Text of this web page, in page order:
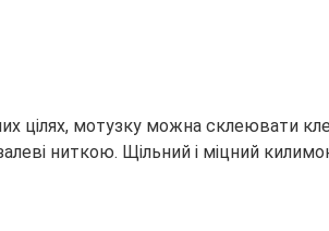
мотузку можна склеювати
ниткою. Щільний і міцний